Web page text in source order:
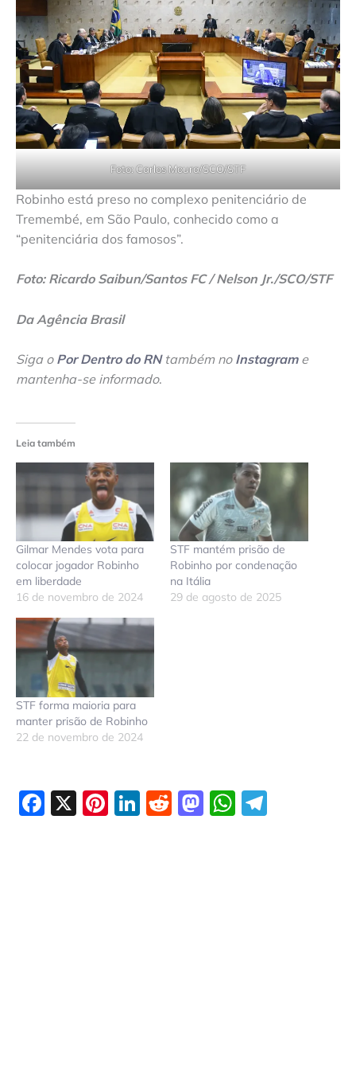
Foto: Carlos Moura/SCO/STF
Robinho está preso no complexo penitenciário de
Tremembé, em São Paulo, conhecido como a
“penitenciária dos famosos”.
Foto: Ricardo Saibun/Santos FC / Nelson Jr./SCO/STF
Da Agência Brasil
Siga o Por Dentro do RNtambém no Instagrame
mantenha-se informado.
Leia também
Gilmar Mendes vota para
colocar jogador Robinho
em liberdade
16 de novembro de 2024
STF mantém prisão de
Robinho por condenação
na Itália
29 de agosto de 2025
STF forma maioria para
manter prisão de Robinho
22 de novembro de 2024
Facebook
X Pinterest
LinkedIn
Reddit
Mastodon